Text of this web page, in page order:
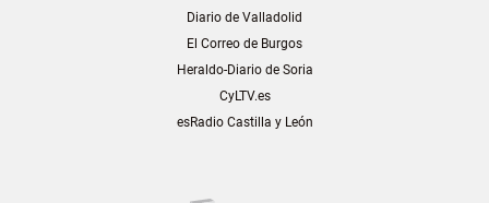
Diario de Valladolid
El Correo de Burgos
Heraldo-Diario de Soria
CyLTV.es
esRadio Castilla y León